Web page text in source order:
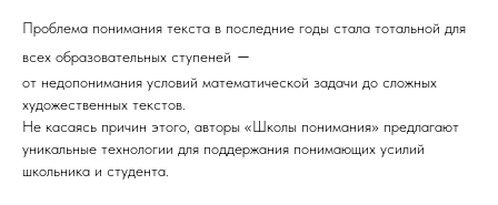
Проблема понимания текста в последние годы стала тотальной для
всех образовательных ступеней –
от недопонимания условий математической задачи до сложных
художественных текстов.
Не касаясь причин этого, авторы «Школы понимания» предлагают
уникальные технологии для поддержания понимающих усилий
школьника и студента.